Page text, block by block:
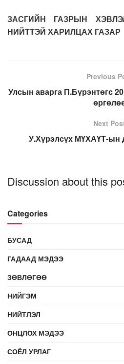
ЗАСГИЙН ГАЗРЫН
НИЙТТЭЙ ХАРИЛЦАХ ГАЗАР
Previous
Улсын аварга П.Бүрэнтөгс
Next
У.Хүрэлсүх МҮХАҮТ-ын
Discussion about this
Categories
БУСАД
ГАДААД МЭДЭЭ
ЗӨВЛӨГӨӨ
НИЙГЭМ
НИЙТЛЭЛ
ОНЦЛОХ МЭДЭЭ
СОЁЛ УРЛАГ